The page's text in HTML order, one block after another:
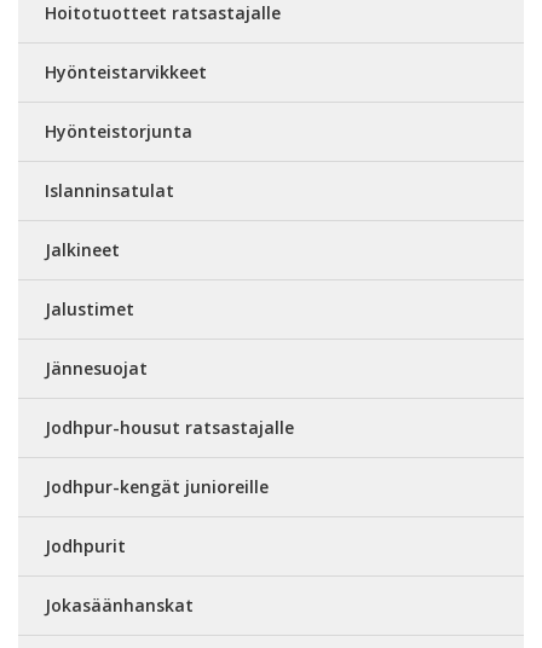
Hoitotuotteet ratsastajalle
Hyönteistarvikkeet
Hyönteistorjunta
Islanninsatulat
Jalkineet
Jalustimet
Jännesuojat
Jodhpur-housut ratsastajalle
Jodhpur-kengät junioreille
Jodhpurit
Jokasäänhanskat